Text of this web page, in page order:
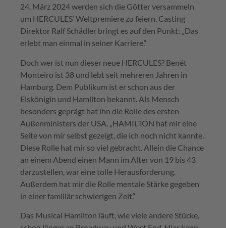
24. März 2024 werden sich die Götter versammeln
um HERCULES‘ Weltpremiere zu feiern. Casting
Direktor Ralf Schädler bringt es auf den Punkt: „Das
erlebt man einmal in seiner Karriere.“
Doch wer ist nun dieser neue HERCULES? Benét
Monteiro ist 38 und lebt seit mehreren Jahren in
Hamburg. Dem Publikum ist er schon aus der
Eiskönigin und Hamilton bekannt. Als Mensch
besonders geprägt hat ihn die Rolle des ersten
Außenministers der USA. „HAMILTON hat mir eine
Seite von mir selbst gezeigt, die ich noch nicht kannte.
Diese Rolle hat mir so viel gebracht. Allein die Chance
an einem Abend einen Mann im Alter von 19 bis 43
darzustellen, war eine tolle Herausforderung.
Außerdem hat mir die Rolle mentale Stärke gegeben
in einer familiär schwierigen Zeit.“
Das Musical Hamilton läuft, wie viele andere Stücke,